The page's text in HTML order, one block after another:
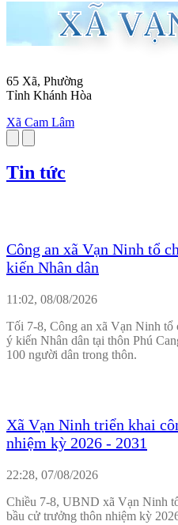
XÃ
65 Xã, Phường
Tỉnh Khánh Hòa
Xã Cam Lâm
Tin tức
Công an xã Vạn Ninh tổ
kiến Nhân dân
11:02, 08/08/2026
Tối 7-8, Công an xã Vạn Ninh tổ
ý kiến Nhân dân tại thôn Phú
100 người dân trong thôn.
Xã Vạn Ninh triển khai
nhiệm kỳ 2026 - 2031
22:28, 07/08/2026
Chiều 7-8, UBND xã Vạn Ninh
bầu cử trưởng thôn nhiệm kỳ